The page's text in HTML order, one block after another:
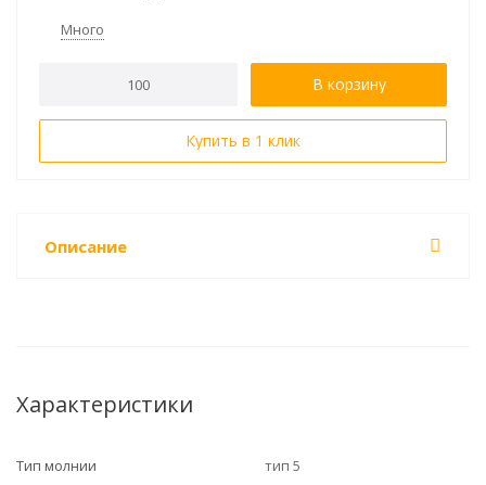
Много
В корзину
Купить в 1 клик
Описание
Характеристики
Тип молнии
тип 5